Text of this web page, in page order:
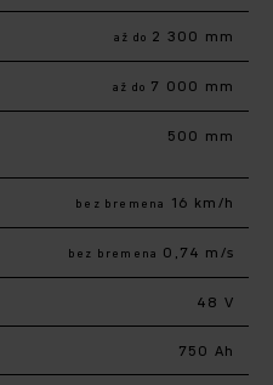
až do 2 300 mm
až do 7 000 mm
500 mm
bez bremena 16 km/h
bez bremena 0,74 m/s
48 V
750 Ah